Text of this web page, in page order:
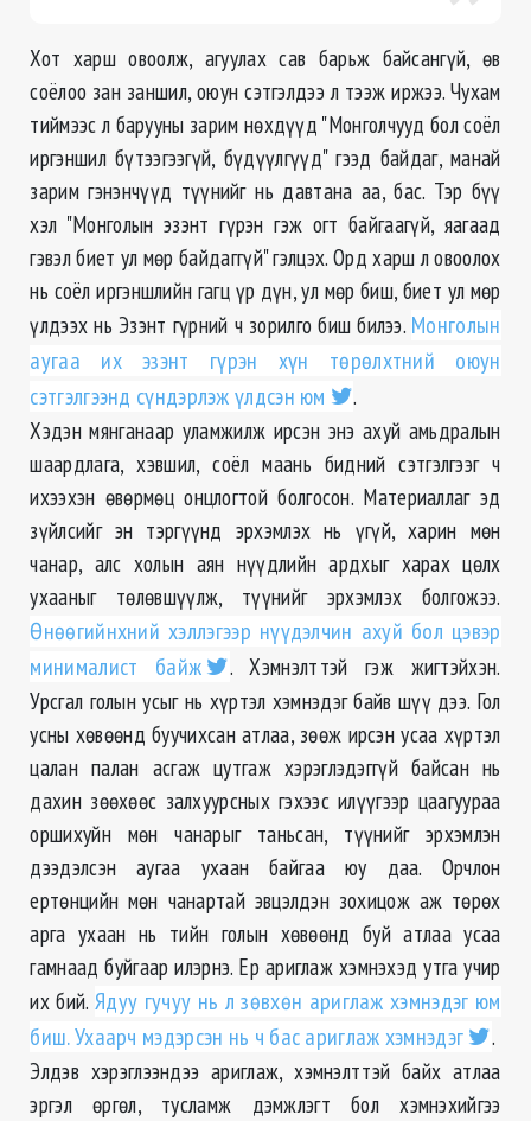
Хот харш овоолж, агуулах сав барьж байсангүй, өв
соёлоо зан заншил, оюун сэтгэлдээ л тээж иржээ. Чухам
тиймээс л барууны зарим нөхдүүд "Монголчууд бол соёл
иргэншил бүтээгээгүй, бүдүүлгүүд" гээд байдаг, манай
зарим гэнэнчүүд түүнийг нь давтана аа, бас. Тэр бүү
хэл "Монголын эзэнт гүрэн гэж огт байгаагүй, яагаад
гэвэл биет ул мөр байдаггүй" гэлцэх. Орд харш л овоолох
нь соёл иргэншлийн гагц үр дүн, ул мөр биш, биет ул мөр
үлдээх нь Эзэнт гүрний ч зорилго биш билээ. Монголын
аугаа их эзэнт гүрэн хүн төрөлхтний оюун
сэтгэлгээнд сүндэрлэж үлдсэн юм
.
Хэдэн мянганаар уламжилж ирсэн энэ ахуй амьдралын
шаардлага, хэвшил, соёл маань бидний сэтгэлгээг ч
ихээхэн өвөрмөц онцлогтой болгосон. Материаллаг эд
зүйлсийг эн тэргүүнд эрхэмлэх нь үгүй, харин мөн
чанар, алс холын аян нүүдлийн ардхыг харах цөлх
ухааныг төлөвшүүлж, түүнийг эрхэмлэх болгожээ.
Өнөөгийнхний хэллэгээр нүүдэлчин ахуй бол цэвэр
минималист байж
. Хэмнэлттэй гэж жигтэйхэн.
Урсгал голын усыг нь хүртэл хэмнэдэг байв шүү дээ. Гол
усны хөвөөнд буучихсан атлаа, зөөж ирсэн усаа хүртэл
цалан палан асгаж цутгаж хэрэглэдэггүй байсан нь
дахин зөөхөөс залхуурсных гэхээс илүүгээр цаагуураа
оршихуйн мөн чанарыг таньсан, түүнийг эрхэмлэн
дээдэлсэн аугаа ухаан байгаа юу даа. Орчлон
ертөнцийн мөн чанартай эвцэлдэн зохицож аж төрөх
арга ухаан нь тийн голын хөвөөнд буй атлаа усаа
гамнаад буйгаар илэрнэ. Ер ариглаж хэмнэхэд утга учир
их бий.Ядуу гучуу нь л зөвхөн ариглаж хэмнэдэг юм
биш. Ухаарч мэдэрсэн нь ч бас ариглаж хэмнэдэг
.
Элдэв хэрэглээндээ ариглаж, хэмнэлттэй байх атлаа
эргэл өргөл, тусламж дэмжлэгт бол хэмнэхийгээ